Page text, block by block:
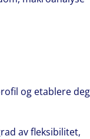
og etablere deg
av fleksibilitet,